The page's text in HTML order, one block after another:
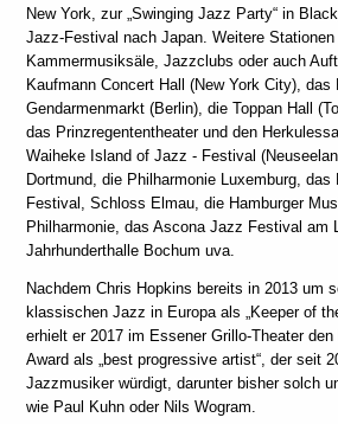
New York, zur „Swinging Jazz Party“ in
Jazz-Festival nach Japan. Weitere
Kammermusiksäle, Jazzclubs oder auch
Kaufmann Concert Hall (New York City), das
Gendarmenmarkt (Berlin), die Toppan Hall
das Prinzregententheater und den
Waiheke Island of Jazz - Festival
Dortmund, die Philharmonie Luxemburg, das
Festival, Schloss Elmau, die Hamburger
Philharmonie, das Ascona Jazz Festival am
Jahrhunderthalle Bochum uva.
Nachdem Chris Hopkins bereits in 2013 um
klassischen Jazz in Europa als „Keeper of
erhielt er 2017 im Essener Grillo-Theater den
Award als „best progressive artist“, der seit
Jazzmusiker würdigt, darunter bisher solch
wie Paul Kuhn oder Nils Wogram.